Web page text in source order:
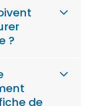
?
de